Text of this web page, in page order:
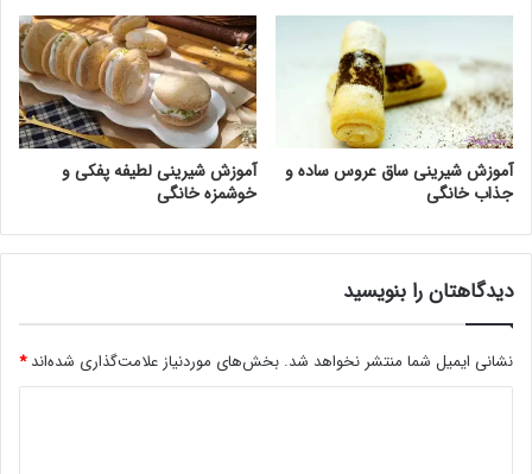
آموزش شیرینی ساق عروس ساده و
جذاب خانگی
آموزش شیرینی لطیفه پفکی و
خوشمزه خانگی
دیدگاهتان را بنویسید
نشانی ایمیل شما منتشر نخواهد شد. بخش‌های موردنیاز علامت‌گذاری شده‌اند*